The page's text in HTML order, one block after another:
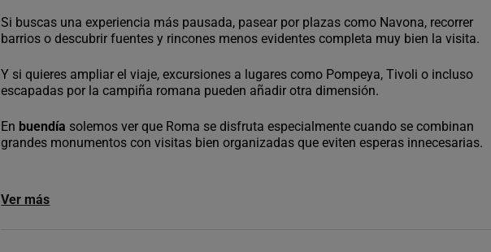
Si buscas una experiencia más pausada, pasear por plazas como Navona, recorrer
barrios o descubrir fuentes y rincones menos evidentes completa muy bien la visita.
Y si quieres ampliar el viaje, excursiones a lugares como Pompeya, Tivoli o incluso
escapadas por la campiña romana pueden añadir otra dimensión.
En buendía solemos ver que Roma se disfruta especialmente cuando se combinan
grandes monumentos con visitas bien organizadas que eviten esperas innecesarias.
Ver más